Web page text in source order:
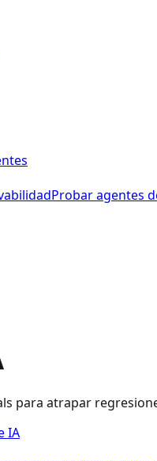
Probar agentes
para atrapar
IA